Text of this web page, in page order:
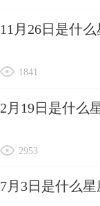
11月26日是什么
1841
2月19日是什么
2953
7月3日是什么星